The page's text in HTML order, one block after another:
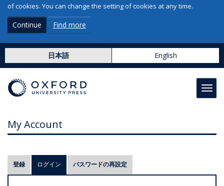
of cookies. You can change the setting of cookies at any time.
Continue Find more
日本語 English
My Account
プ
ラ
登録 ログイン (アクティブなタブ)
パスワードの再設定